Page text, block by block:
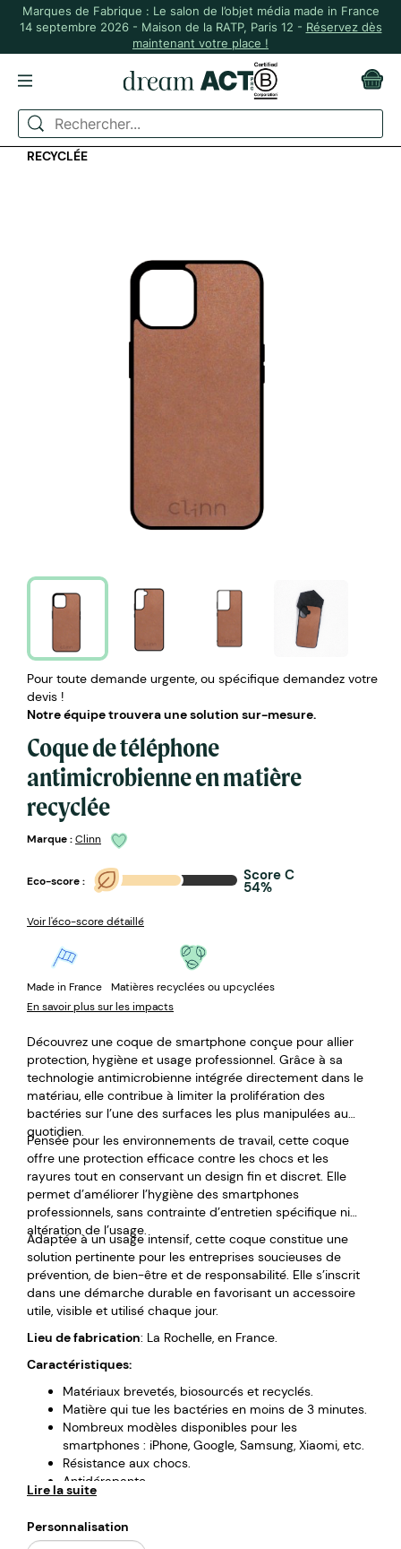
Marques de Fabrique : Le salon de l’objet média made in France
14 septembre 2026 - Maison de la RATP, Paris 12 - Réservez dès
maintenant votre place !
ACCUEIL
IDÉES CADEAUX
COQUE DE TÉLÉPHONE ANTIMICROBIENNE EN MATIÈRE
RECYCLÉE
Pour toute demande urgente, ou spécifique demandez votre
devis !
Notre équipe trouvera une solution sur-mesure.
Coque de téléphone
antimicrobienne en matière
recyclée
Marque :Clinn
Eco-score : Score C
54%
Voir l'éco-score détaillé
Made in France
Matières recyclées ou upcyclées
En savoir plus sur les impacts
Découvrez une coque de smartphone conçue pour allier
protection, hygiène et usage professionnel. Grâce à sa
technologie antimicrobienne intégrée directement dans le
matériau, elle contribue à limiter la prolifération des
bactéries sur l’une des surfaces les plus manipulées au
quotidien.
Pensée pour les environnements de travail, cette coque
offre une protection efficace contre les chocs et les
rayures tout en conservant un design fin et discret. Elle
permet d’améliorer l’hygiène des smartphones
professionnels, sans contrainte d’entretien spécifique ni
altération de l’usage.
Adaptée à un usage intensif, cette coque constitue une
solution pertinente pour les entreprises soucieuses de
prévention, de bien-être et de responsabilité. Elle s’inscrit
dans une démarche durable en favorisant un accessoire
utile, visible et utilisé chaque jour.
Lieu de fabrication: La Rochelle, en France.
Caractéristiques:
Matériaux brevetés, biosourcés et recyclés.
Matière qui tue les bactéries en moins de 3 minutes.
Nombreux modèles disponibles pour les
smartphones : iPhone, Google, Samsung, Xiaomi, etc.
Résistance aux chocs.
Antidérapante.
Panachage de différents modèles possible.
Lire la suite
Personnalisation